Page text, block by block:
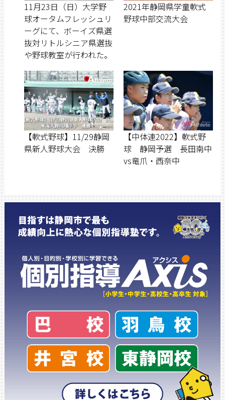
11月23日（日）大学野
球オータムフレッシュリ
ーグにて、ボーイズ県選
抜対リトルシニア県選抜
や野球教室が行われた。
2021年静岡県学童軟式
野球中部交流大会
【軟式野球】11/29静岡
県新人野球大会 決勝
【中体連2022】軟式野
球 静岡予選 長田南中
vs竜爪・西奈中